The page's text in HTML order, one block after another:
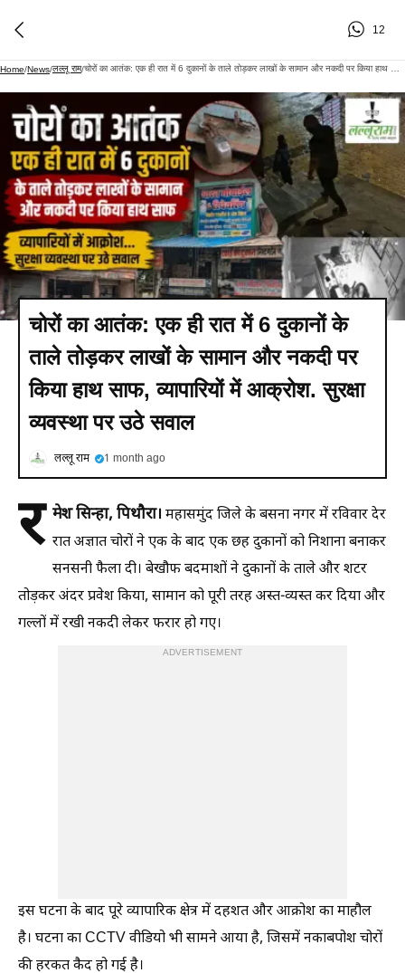
12
Home/News/लल्लू राम/
चोरों का आतंक: एक ही रात में 6 दुकानों के
ताले तोड़कर लाखों के सामान और नकदी पर
किया हाथ साफ, व्यापारियों में आक्रोश. सुरक्षा
व्यवस्था पर उठे सवाल
लल्लू राम 1 month ago
र मेश सिन्हा, पिथौरा। महासमुंद जिले के बसना नगर में रविवार देर
रात अज्ञात चोरों ने एक के बाद एक छह दुकानों को निशाना बनाकर
सनसनी फैला दी। बेखौफ बदमाशों ने दुकानों के ताले और शटर
तोड़कर अंदर प्रवेश किया, सामान को पूरी तरह अस्त-व्यस्त कर दिया और
गल्लों में रखी नकदी लेकर फरार हो गए।
ADVERTISEMENT
इस घटना के बाद पूरे व्यापारिक क्षेत्र में दहशत और आक्रोश का माहौल
है। घटना का CCTV वीडियो भी सामने आया है, जिसमें नकाबपोश चोरों
की हरकत कैद हो गई है।